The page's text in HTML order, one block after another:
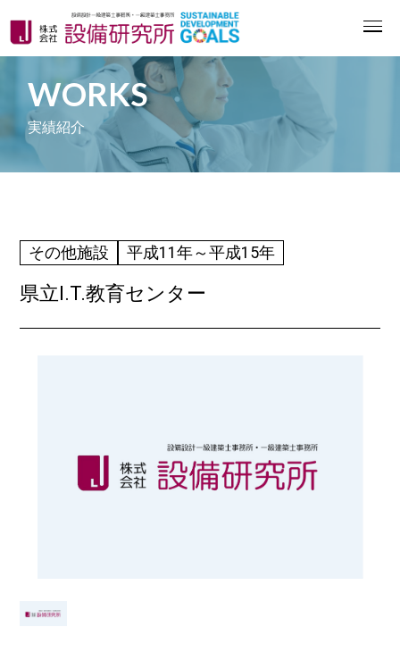
WORKS
実績紹介
県立I.T.教育センター
その他施設 平成11年～平成15年